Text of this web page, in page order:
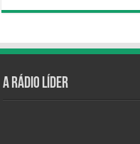
A Rádio Líder